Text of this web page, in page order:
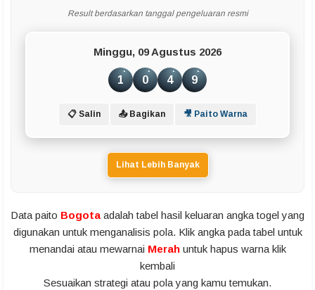
Result berdasarkan tanggal pengeluaran resmi
Minggu, 09 Agustus 2026
1 0 4 9
📋 Salin 📤 Bagikan 🎥 Paito Warna
Lihat Lebih Banyak
Data paito Bogota adalah tabel hasil keluaran angka togel yang
digunakan untuk menganalisis pola. Klik angka pada tabel untuk
menandai atau mewarnai Merahuntuk hapus warna klik
kembali
Sesuaikan strategi atau pola yang kamu temukan.